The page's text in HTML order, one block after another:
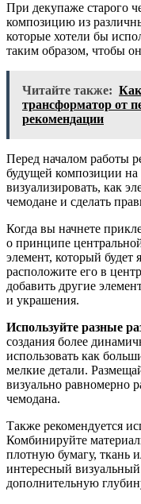
При декупаже старого
композицию из
которые хотели бы
таким образом, чтобы
Читайте также:
трансформатор от
рекомендации
Перед началом работы
будущей композиции
визуализировать, как
чемодане и сделать
Когда вы начнете
о принципе
элемент, который будет
расположите его в
добавить другие
и украшения.
Используйте разные
создания более
использовать как
мелкие детали.
визуально равномерно
чемодана.
Также рекомендуется
Комбинируйте
плотную бумагу, ткань
интересный
дополнительную